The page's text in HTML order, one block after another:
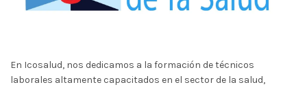
En Icosalud, nos dedicamos a la formación de técnicos
laborales altamente capacitados en el sector de la salud,